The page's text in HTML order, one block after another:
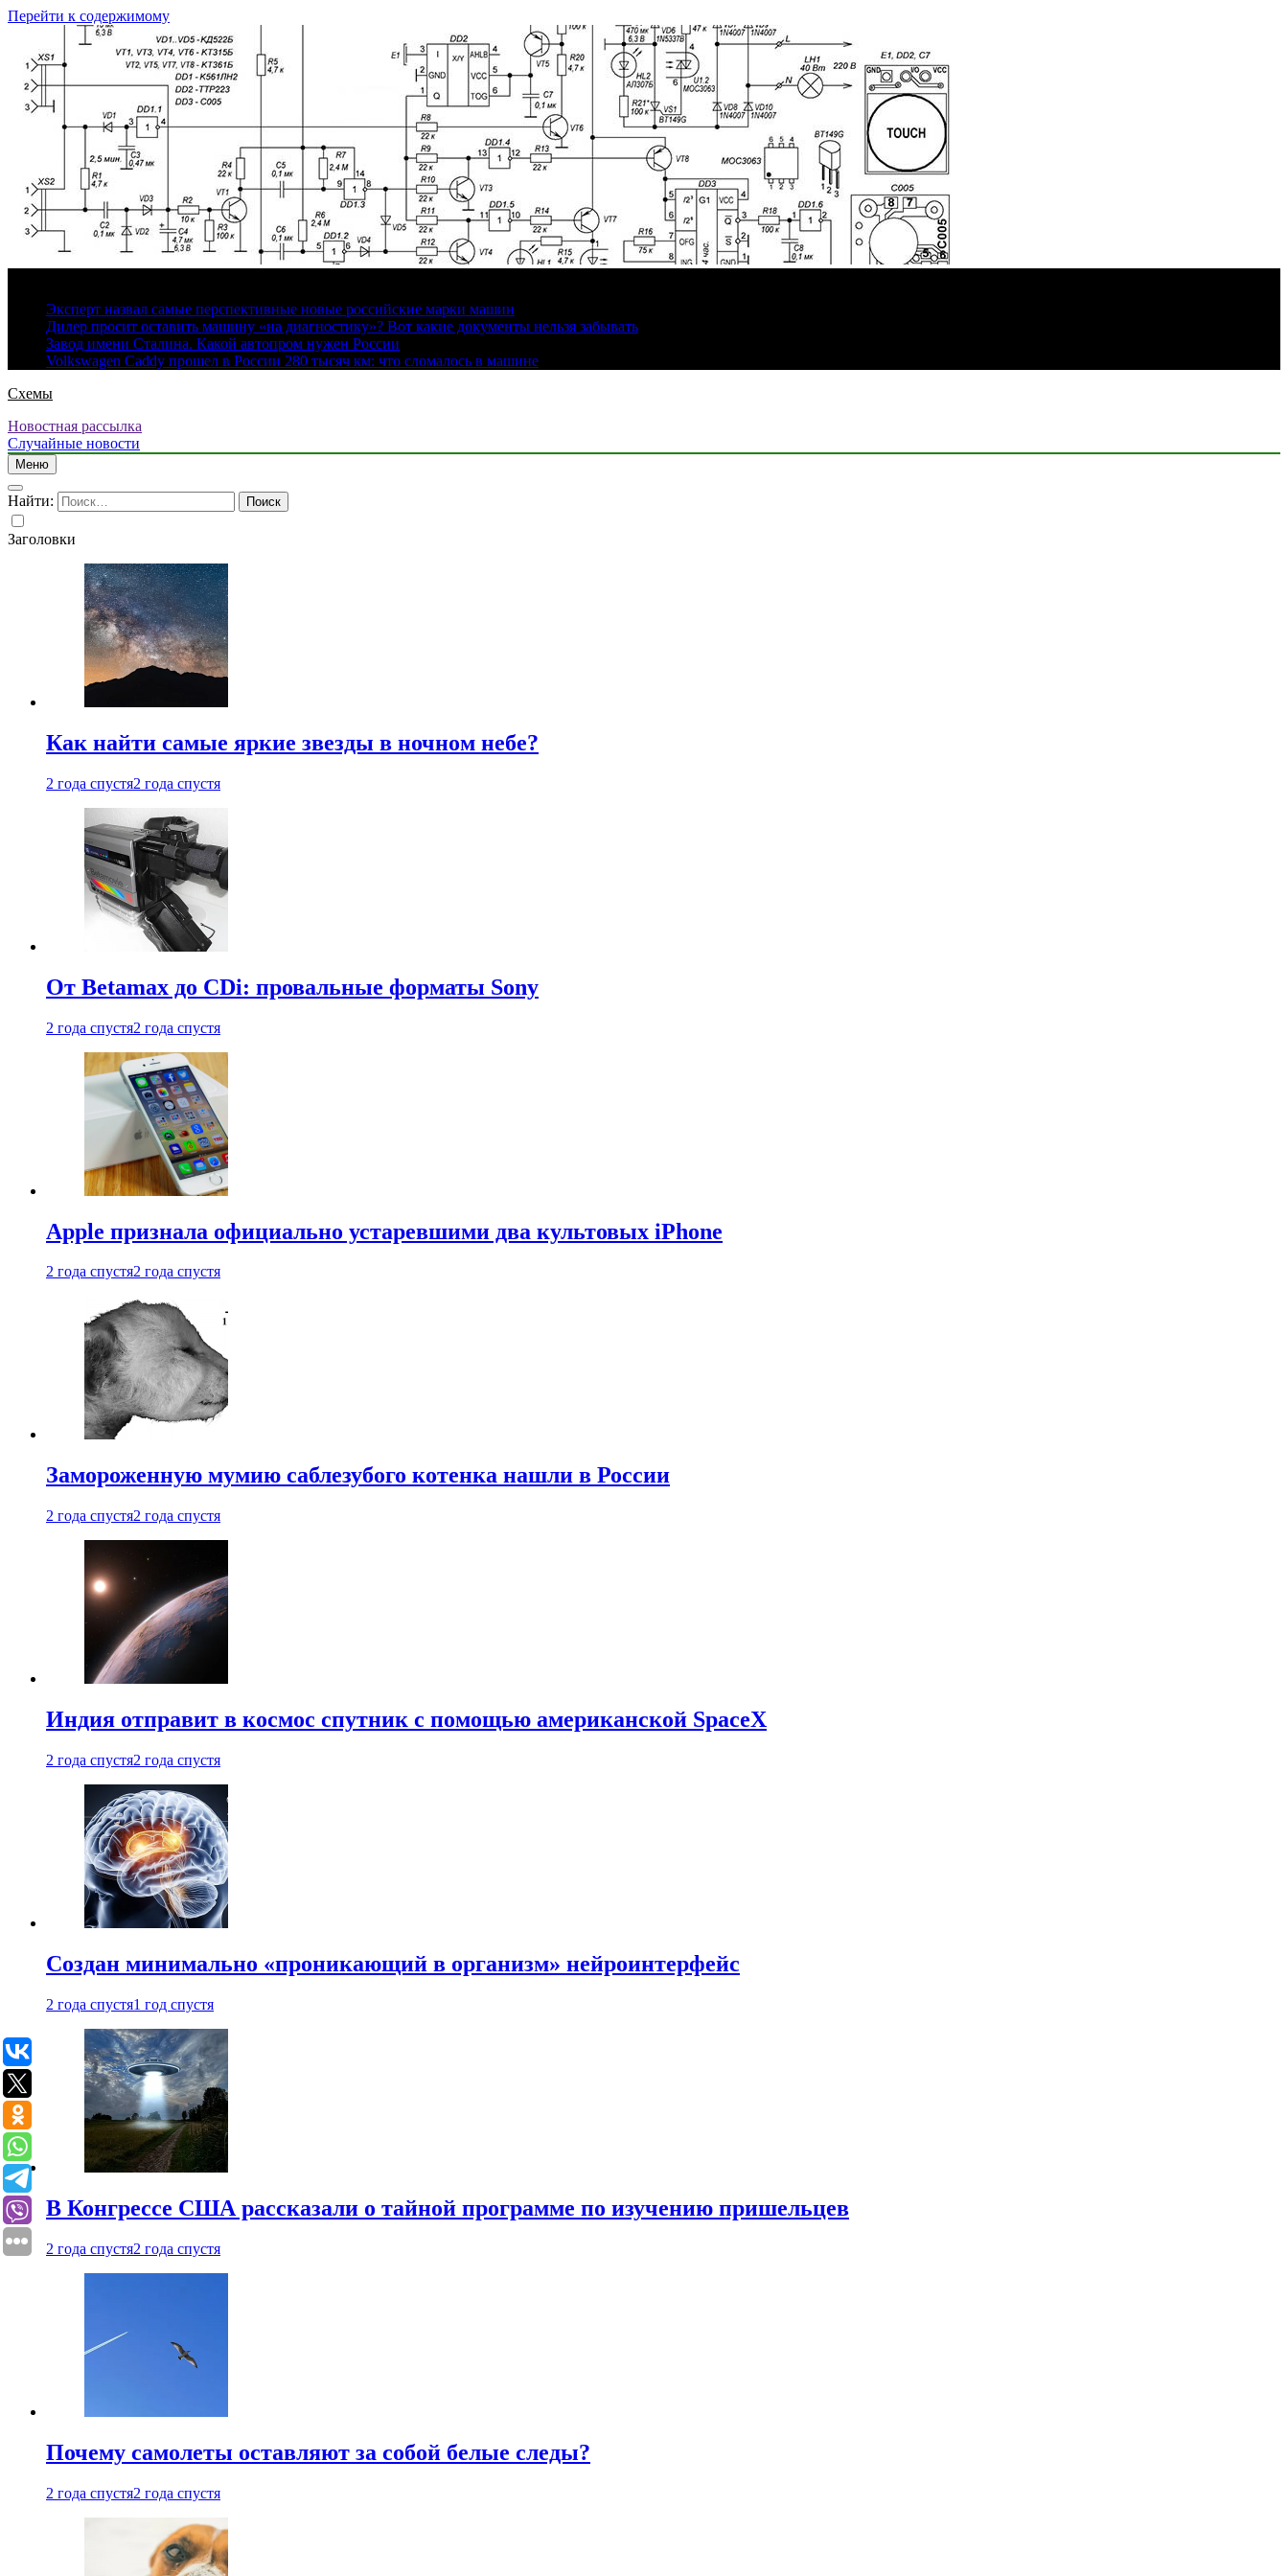
Перейти к содержимому
Эксперт назвал самые перспективные новые российские марки машин
Дилер просит оставить машину «на диагностику»? Вот какие документы нельзя забывать
Завод имени Сталина. Какой автопром нужен России
Volkswagen Caddy прошел в России 280 тысяч км: что сломалось в машине
Схемы
Новостная рассылка
Случайные новости
Меню
Найти:
Заголовки
Как найти самые яркие звезды в ночном небе?
2 года спустя2 года спустя
От Betamax до CDi: провальные форматы Sony
2 года спустя2 года спустя
Apple признала официально устаревшими два культовых iPhone
2 года спустя2 года спустя
Замороженную мумию саблезубого котенка нашли в России
2 года спустя2 года спустя
Индия отправит в космос спутник с помощью американской SpaceX
2 года спустя2 года спустя
Создан минимально «проникающий в организм» нейроинтерфейс
2 года спустя1 год спустя
В Конгрессе США рассказали о тайной программе по изучению пришельцев
2 года спустя2 года спустя
Почему самолеты оставляют за собой белые следы?
2 года спустя2 года спустя